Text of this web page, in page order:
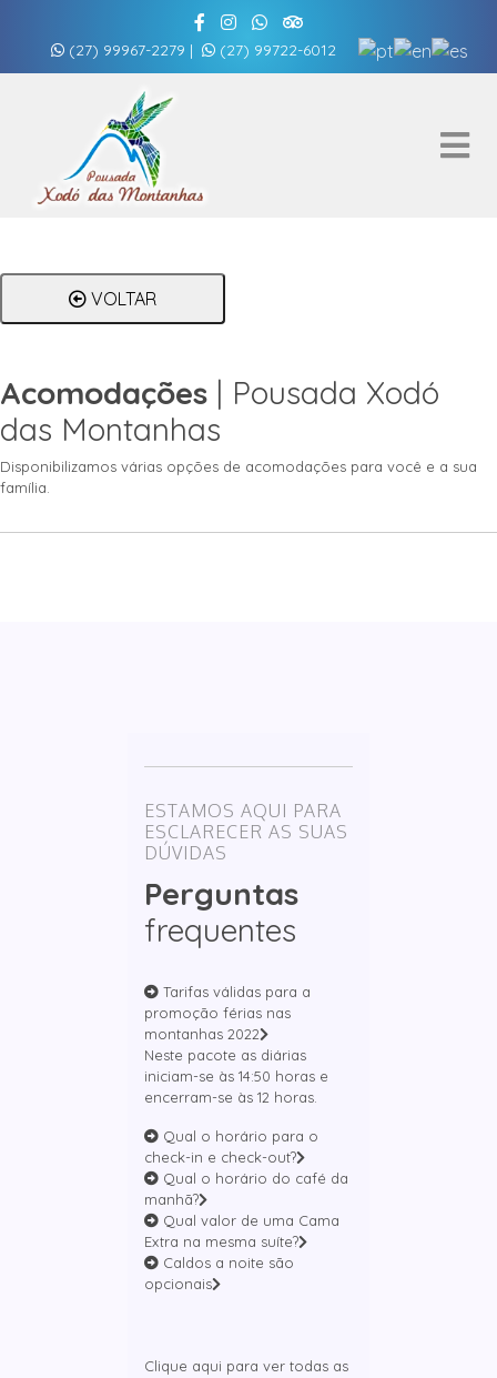
(27) 99967-2279 | (27) 99722-6012
VOLTAR
Acomodações | Pousada Xodó
das Montanhas
Disponibilizamos várias opções de acomodações para você e a sua
família.
ESTAMOS AQUI PARA
ESCLARECER AS SUAS
DÚVIDAS
Perguntas
frequentes
Tarifas válidas para a
promoção férias nas
montanhas 2022
Neste pacote as diárias
iniciam-se às 14:50 horas e
encerram-se às 12 horas.
Qual o horário para o
check-in e check-out?
Qual o horário do café da
manhã?
Qual valor de uma Cama
Extra na mesma suíte?
Caldos a noite são
opcionais
Clique aqui para ver todas as